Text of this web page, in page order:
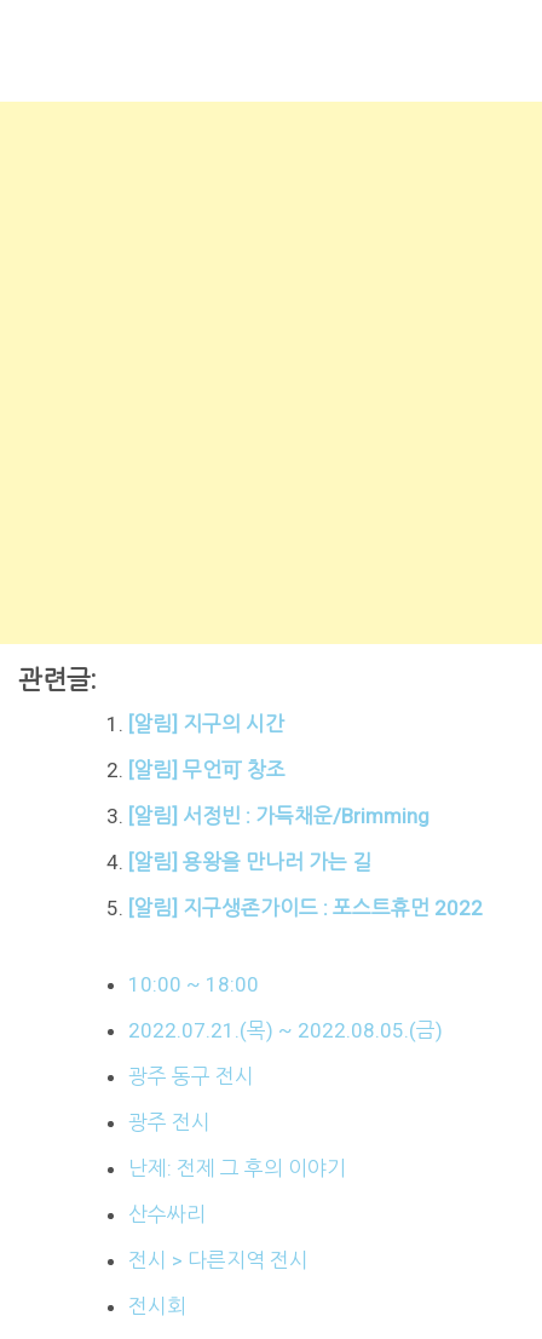
관련글:
[알림] 지구의 시간
[알림] 무언可 창조
[알림] 서정빈 : 가득채운/Brimming
[알림] 용왕을 만나러 가는 길
[알림] 지구생존가이드 : 포스트휴먼 2022
10:00 ~ 18:00
2022.07.21.(목) ~ 2022.08.05.(금)
광주 동구 전시
광주 전시
난제: 전제 그 후의 이야기
산수싸리
전시 > 다른지역 전시
전시회